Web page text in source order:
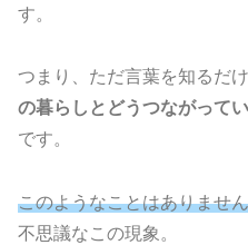
す。
つまり、ただ言葉を知るだけ
の暮らしとどうつながって
です。
このようなことはありませ
不思議なこの現象。